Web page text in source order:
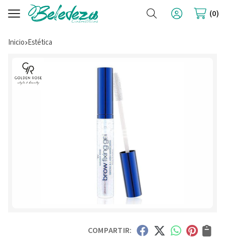
Buscar 0
Inicio estética
COMPARTIR: